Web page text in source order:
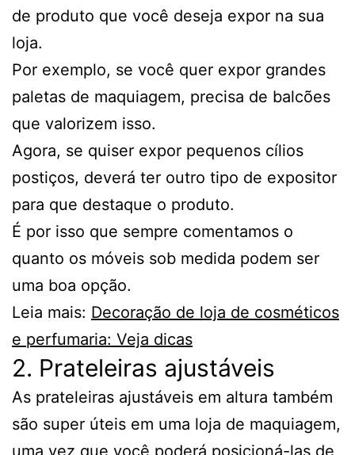
de produto que você deseja expor na sua
loja.
Por exemplo, se você quer expor grandes
paletas de maquiagem, precisa de balcões
que valorizem isso.
Agora, se quiser expor pequenos cílios
postiços, deverá ter outro tipo de expositor
para que destaque o produto.
É por isso que sempre comentamos o
quanto os móveis sob medida podem ser
uma boa opção.
Leia mais: Decoração de loja de cosméticos
e perfumaria: Veja dicas
2. Prateleiras ajustáveis
As prateleiras ajustáveis em altura também
são super úteis em uma loja de maquiagem,